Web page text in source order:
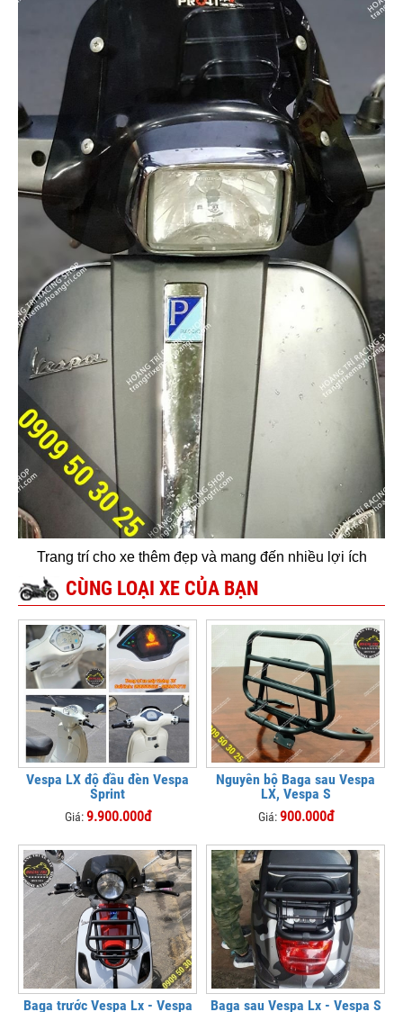
Trang trí cho xe thêm đẹp và mang đến nhiều lợi ích
CÙNG LOẠI XE CỦA BẠN
Vespa LX độ đầu đèn Vespa
Sprint
Giá:9.900.000đ
Nguyên bộ Baga sau Vespa
LX, Vespa S
Giá:900.000đ
Baga trước Vespa Lx - Vespa
Baga sau Vespa Lx - Vespa S